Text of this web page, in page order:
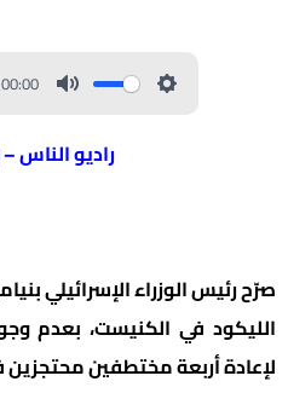
00:00
راديو الناس
صرّح رئيس الوزراء الإسرائيلي
الليكود في الكنيست، بعدم
لإعادة أربعة مختطفين محتجزين